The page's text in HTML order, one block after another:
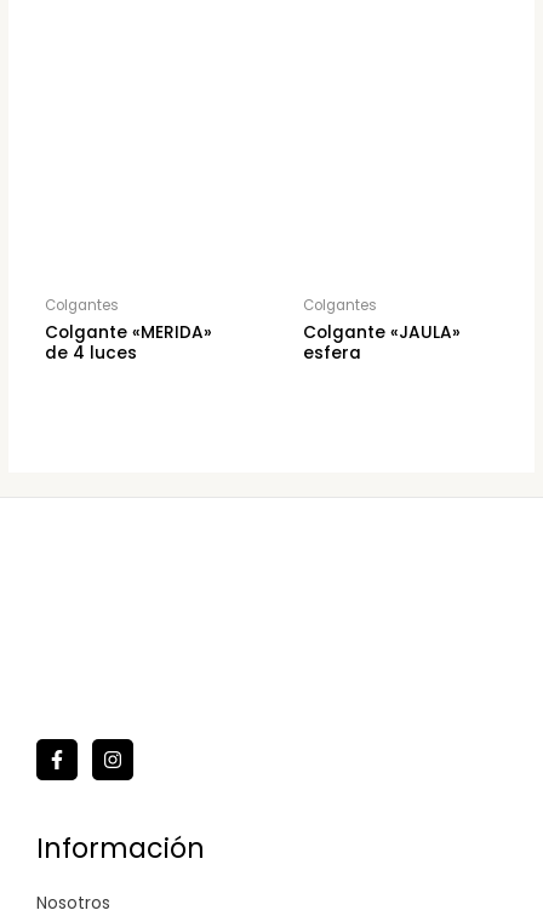
Colgantes
Colgante «MERIDA»
de 4 luces
Colgantes
Colgante «JAULA»
esfera
Información
Nosotros